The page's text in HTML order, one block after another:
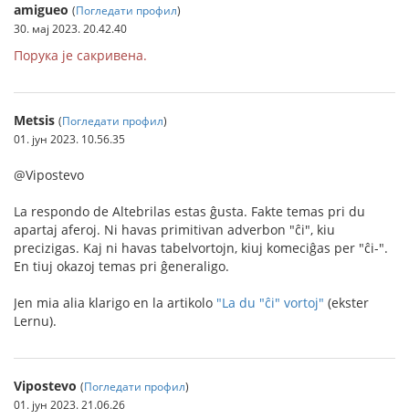
amigueo (Погледати профил)
30. мај 2023. 20.42.40
Порука је сакривена.
Metsis (Погледати профил)
01. јун 2023. 10.56.35
@Vipostevo
La respondo de Altebrilas estas ĝusta. Fakte temas pri du
apartaj aferoj. Ni havas primitivan adverbon "ĉi", kiu
precizigas. Kaj ni havas tabelvortojn, kiuj komeciĝas per "ĉi-".
En tiuj okazoj temas pri ĝeneraligo.
Jen mia alia klarigo en la artikolo "La du "ĉi" vortoj" (ekster
Lernu).
Vipostevo (Погледати профил)
01. јун 2023. 21.06.26